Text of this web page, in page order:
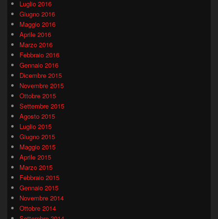
Luglio 2016
Giugno 2016
Maggio 2016
Aprile 2016
Marzo 2016
Febbraio 2016
Gennaio 2016
Dicembre 2015
Novembre 2015
Ottobre 2015
Settembre 2015
Agosto 2015
Luglio 2015
Giugno 2015
Maggio 2015
Aprile 2015
Marzo 2015
Febbraio 2015
Gennaio 2015
Novembre 2014
Ottobre 2014